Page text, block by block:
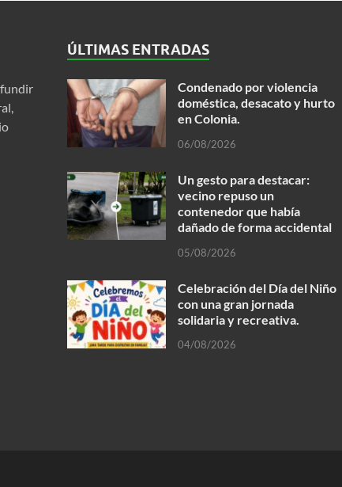
ÚLTIMAS ENTRADAS
Condenado por violencia
doméstica, desacato y hurto
en Colonia.
06/08/2026
Un gesto para destacar:
vecino repuso un
contenedor que había
dañado de forma accidental
05/08/2026
Celebración del Día del Niño
con una gran jornada
solidaria y recreativa.
04/08/2026